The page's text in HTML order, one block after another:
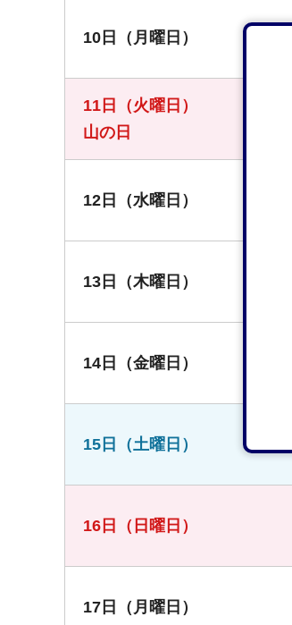
10日（月曜日）
11日（火曜日）
山の日
12日（水曜日）
13日（木曜日）
14日（金曜日）
15日（土曜日）
16日（日曜日）
17日（月曜日）